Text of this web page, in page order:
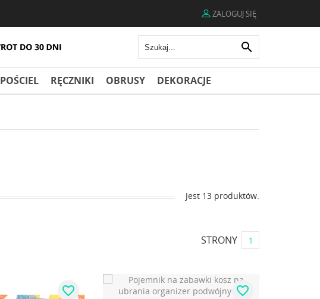
ZALOGUJ SIĘ

POŚCIEL RĘCZNIKI OBRUSY DEKORACJE
Jest 13 produktów.
STRONY 1
favorite_border favorite_border